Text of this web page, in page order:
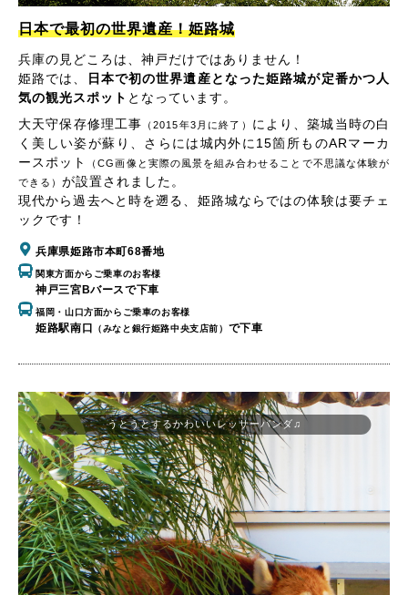
日本で最初の世界遺産！姫路城
兵庫の見どころは、神戸だけではありません！
姫路では、
日本で初の世界遺産となった姫路城が定番かつ人
気の観光スポット となっています。
大天守保存修理工事
（2015年3月に終了）
により、築城当時の白
く美しい姿が蘇り、さらには城内外に15箇所ものARマーカ
ースポット
（CG画像と実際の風景を組み合わせることで不思議な体験が
できる） が設置されました。
現代から過去へと時を遡る、姫路城ならではの体験は要チェ
ックです！
兵庫県姫路市本町68番地
関東方面からご乗車のお客様
神戸三宮Bバースで下車
福岡・山口方面からご乗車のお客様
姫路駅南口 （みなと銀行姫路中央支店前） で下車
うとうとするかわいいレッサーパンダ♫